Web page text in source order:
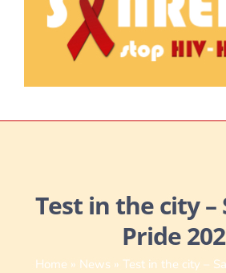
Test in the city –
Pride
Home » News » Test in the city –